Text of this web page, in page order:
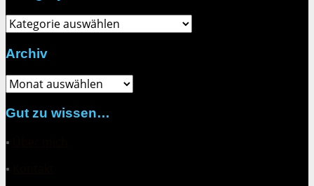
Category
Archiv
Archiv
Gut zu wissen…
▪
▪